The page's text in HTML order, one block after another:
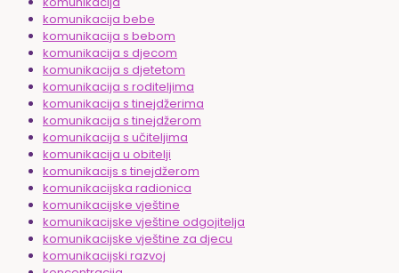
komunikacija bebe
komunikacija s bebom
komunikacija s djecom
komunikacija s djetetom
komunikacija s roditeljima
komunikacija s tinejdžerima
komunikacija s tinejdžerom
komunikacija s učiteljima
komunikacija u obitelji
komunikacijs s tinejdžerom
komunikacijska radionica
komunikacijske vještine
komunikacijske vještine odgojitelja
komunikacijske vještine za djecu
komunikacijski razvoj